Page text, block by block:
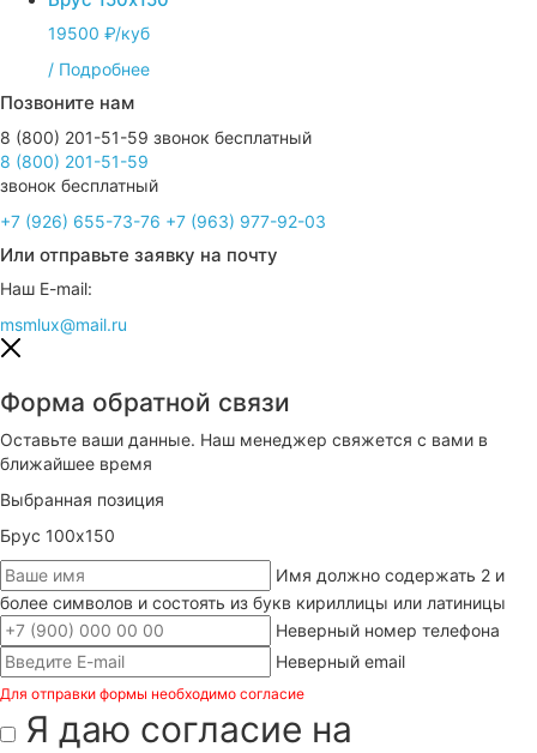
19500 ₽/куб
/ Подробнее
Позвоните нам
8 (800) 201-51-59
звонок бесплатный
+7 (926) 655-73-76 +7 (963) 977-92-03
Или отправьте заявку на почту
Наш E-mail:
msmlux@mail.ru
Форма обратной связи
Оставьте ваши данные. Наш менеджер свяжется с вами в
ближайшее время
Выбранная позиция
Брус 100х150
Имя должно содержать 2 и
более символов и состоять из букв кириллицы или латиницы
Неверный номер телефона
Неверный email
Для отправки формы необходимо согласие
Я даю согласие на